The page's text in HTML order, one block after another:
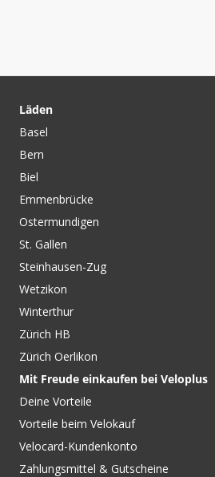
Läden
Basel
Bern
Biel
Emmenbrücke
Ostermundigen
St. Gallen
Steinhausen-Zug
Wetzikon
Winterthur
Zürich HB
Zürich Oerlikon
Mit Freude einkaufen bei Veloplus
Deine Vorteile
Vorteile beim Velokauf
Velocard-Kundenkonto
Zahlungsmittel & Gutscheine